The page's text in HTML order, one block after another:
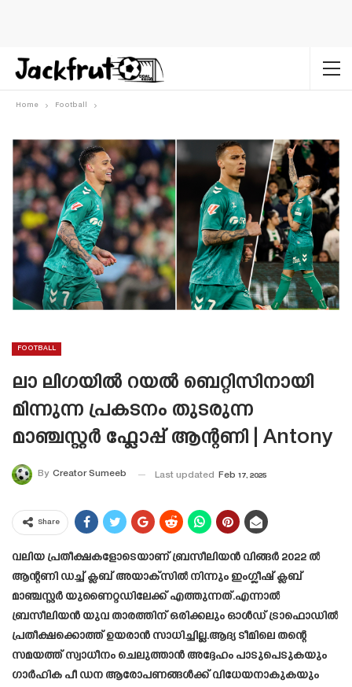
Home Football
FOOTBALL
ലാ ലിഗയിൽ റയൽ ബെറ്റിസിനായി
മിന്നുന്ന പ്രകടനം തുടരുന്ന
മാഞ്ചസ്റ്റർ ഫ്ലോപ്പ് ആന്റണി | Antony
By Creator Sumeeb Last updated Feb 17, 2025
Share
വലിയ പ്രതീക്ഷകളോടെയാണ് ബ്രസീലിയൻ വിങ്ങർ 2022 ൽ
ആന്റണി ഡച്ച് ക്ലബ് അയാക്സിൽ നിന്നും ഇംഗ്ലീഷ് ക്ലബ്
മാഞ്ചസ്റ്റർ യുണൈറ്റഡിലേക്ക് എത്തുന്നത്.എന്നാൽ
ബ്രസീലിയൻ യുവ താരത്തിന് ഒരിക്കലും ഓൾഡ് ട്രാഫൊഡിൽ
പ്രതീക്ഷക്കൊത്ത് ഉയരാൻ സാധിച്ചില്ല.ആദ്യ ടീമിലെ തന്റെ
സമയത്ത് സ്വാധീനം ചെലുത്താൻ അദ്ദേഹം പാടുപെടുകയും
ഗാർഹിക പീ ഡന ആരോപണങ്ങൾക്ക് വിധേയനാകുകയും